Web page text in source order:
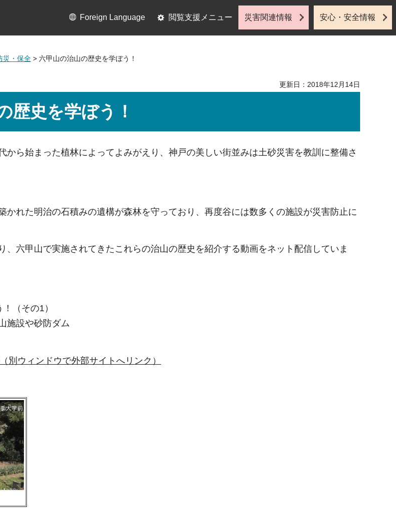
Foreign Language 閲覧支援メニュー 災害関連情報 安心・安全情報
災・保全 > 六甲山の治山の歴史を学ぼう！
更新日：2018年12月14日
歴史を学ぼう！
から始まった植林によってよみがえり、神戸の美しい街並みは土砂災害を教訓に整備さ
かれた明治の石積みの遺構が森林を守っており、再度谷には数多くの施設が災害防止に
、六甲山で実施されてきたこれらの治山の歴史を紹介する動画をネット配信していま
（その1）
施設や砂防ダム
別ウィンドウで外部サイトへリンク）